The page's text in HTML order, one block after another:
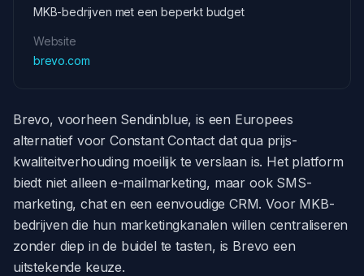
MKB-bedrijven met een beperkt budget
Website
brevo.com
Brevo, voorheen Sendinblue, is een Europees
alternatief voor Constant Contact dat qua prijs-
kwaliteitverhouding moeilijk te verslaan is. Het platform
biedt niet alleen e-mailmarketing, maar ook SMS-
marketing, chat en een eenvoudige CRM. Voor MKB-
bedrijven die hun marketingkanalen willen centraliseren
zonder diep in de buidel te tasten, is Brevo een
uitstekende keuze.